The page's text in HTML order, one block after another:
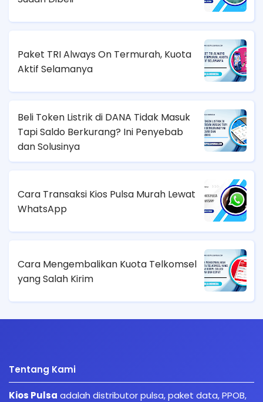
Paket TRI Always On Termurah, Kuota
Aktif Selamanya
Beli Token Listrik di DANA Tidak Masuk
Tapi Saldo Berkurang? Ini Penyebab
dan Solusinya
Cara Transaksi Kios Pulsa Murah Lewat
WhatsApp
Cara Mengembalikan Kuota Telkomsel
yang Salah Kirim
Tentang Kami
Kios Pulsa adalah distributor pulsa, paket data, PPOB,